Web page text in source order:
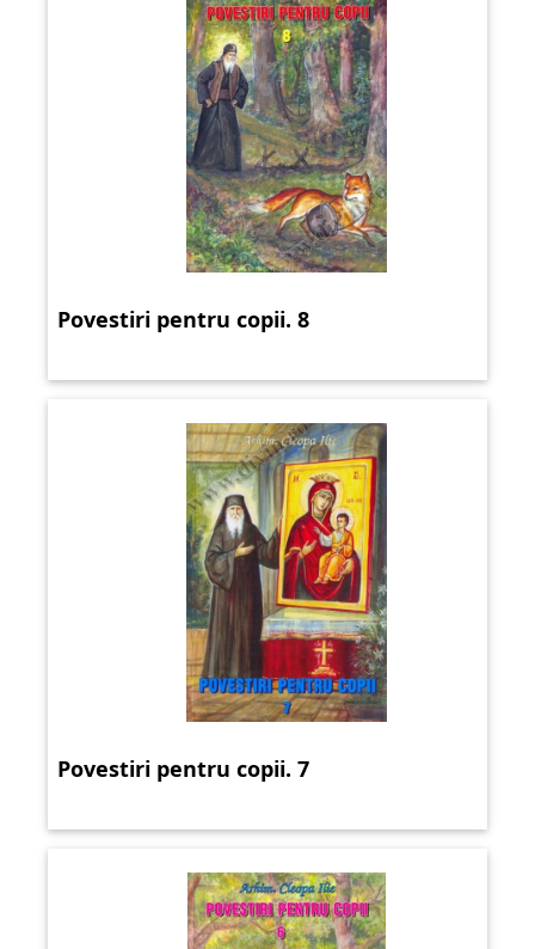
Povestiri pentru copii. 8
Povestiri pentru copii. 7